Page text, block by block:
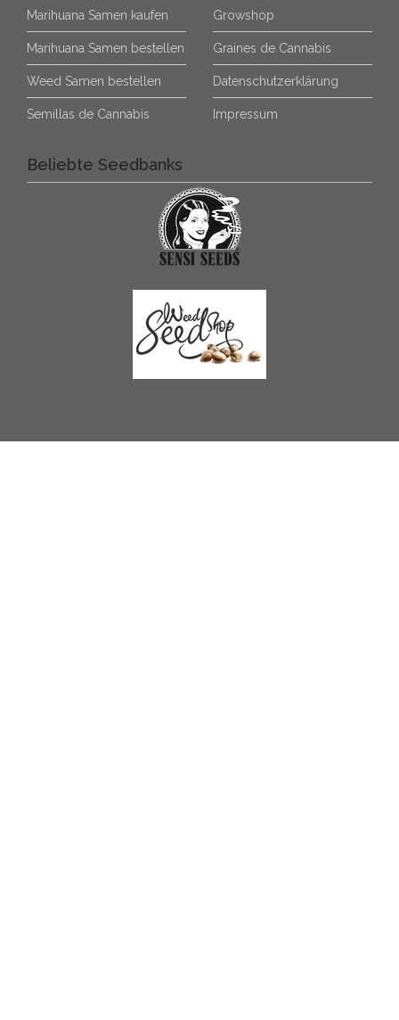
Marihuana Samen kaufen
Marihuana Samen bestellen
Weed Samen bestellen
Semillas de Cannabis
Growshop
Graines de Cannabis
Datenschutzerklärung
Impressum
Beliebte Seedbanks